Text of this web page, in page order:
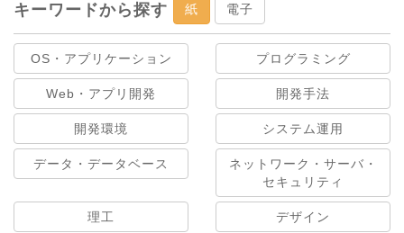
キーワードから探す 紙 電子
OS・アプリケーション プログラミング
Web・アプリ開発 開発手法
開発環境 システム運用
データ・データベース
ネットワーク・サーバ・
セキュリティ
理工 デザイン